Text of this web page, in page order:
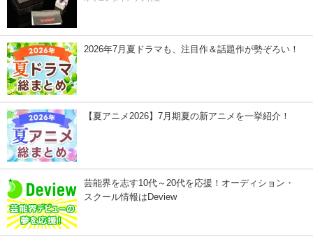
2026年7月夏ドラマも、注目作＆話題作が勢ぞろい！
【夏アニメ2026】7月期夏の新アニメを一挙紹介！
芸能界を志す10代～20代を応援！オーディション・
スクール情報はDeview